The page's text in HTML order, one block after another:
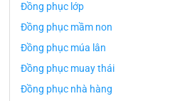
Đồng phục lớp
Đồng phục mầm non
Đồng phục múa lân
Đồng phục muay thái
Đồng phục nhà hàng